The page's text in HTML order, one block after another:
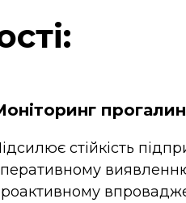
прогалин
стійкість